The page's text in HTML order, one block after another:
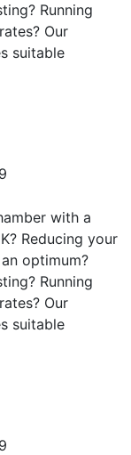
Running
Our
suitable
with a
Reducing your
optimum?
Running
Our
suitable